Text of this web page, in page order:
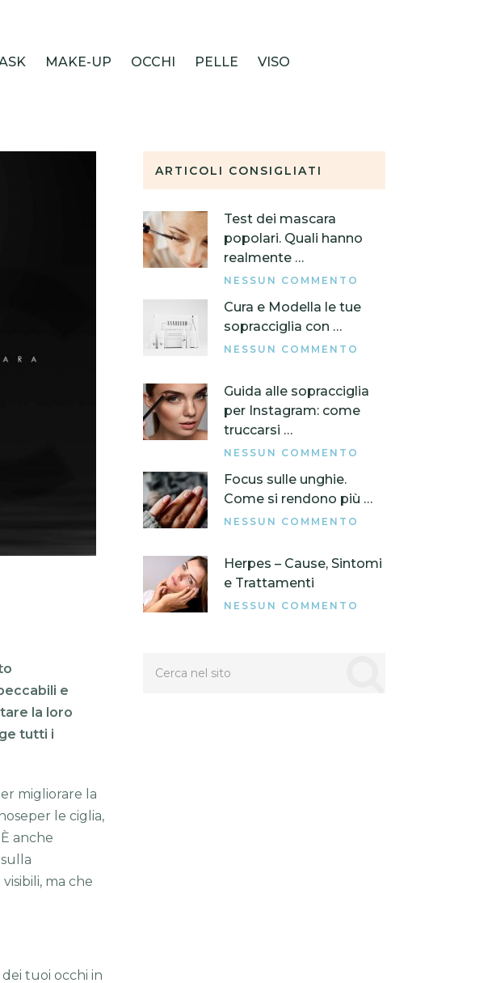
MAKE-UP OCCHI PELLE VISO
e
la loro
tutti i
migliorare la
le ciglia,
anche
ma che
tuoi occhi in
ARTICOLI CONSIGLIATI
Test dei mascara
popolari. Quali hanno
realmente …
NESSUN COMMENTO
Cura e Modella le tue
sopracciglia con …
NESSUN COMMENTO
Guida alle sopracciglia
per Instagram: come
truccarsi …
NESSUN COMMENTO
Focus sulle unghie.
Come si rendono più …
NESSUN COMMENTO
Herpes – Cause, Sintomi
e Trattamenti
NESSUN COMMENTO